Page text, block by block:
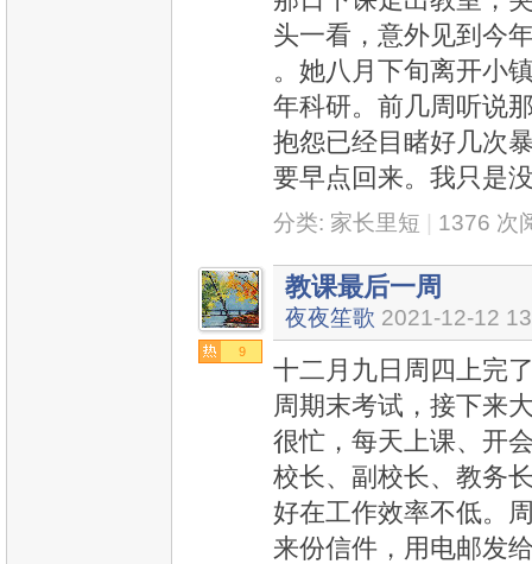
头一看，意外见到今
。她八月下旬离开小
年科研。前几周听说
抱怨已经目睹好几次
要早点回来。我只是
分类: 家长里短 1376 次
9
教课最后一周
夜夜笙歌 2021-12-12
十二月九日周四上完
周期末考试，接下来
很忙，每天上课、开
校长、副校长、教务
好在工作效率不低。
来份信件，用电邮发